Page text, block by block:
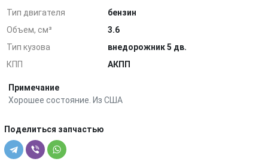
Тип двигателя
бензин
Объем, см³
3.6
Тип кузова
внедорожник 5 дв.
КПП
АКПП
Примечание
Хорошее состояние. Из США
Поделиться запчастью